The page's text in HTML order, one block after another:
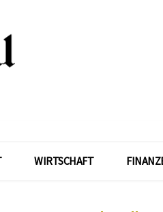
WIRTSCHAFT